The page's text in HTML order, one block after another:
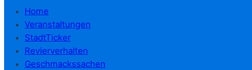
Home
Veranstaltungen
StadtTicker
Revierverhalten
Geschmackssachen